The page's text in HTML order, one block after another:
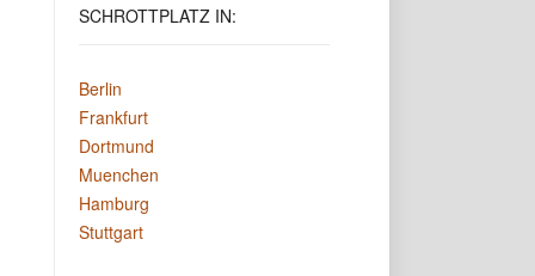
SCHROTTPLATZ IN:
Berlin
Frankfurt
Dortmund
Muenchen
Hamburg
Stuttgart